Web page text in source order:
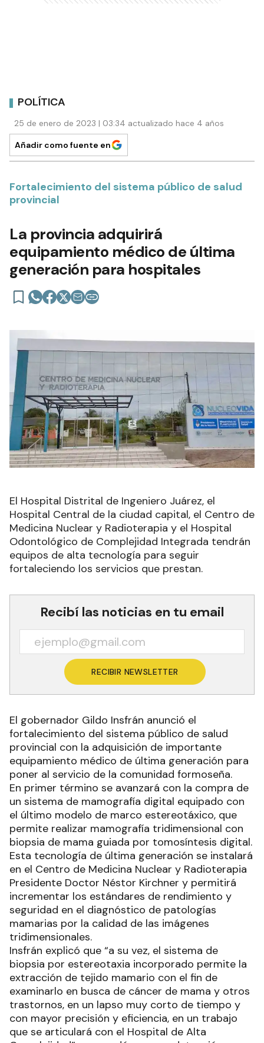
POLÍTICA
25 de enero de 2023 | 03:34 actualizado hace 4 años
Añadir como fuente en
Fortalecimiento del sistema público de salud
provincial
La provincia adquirirá
equipamiento médico de última
generación para hospitales
El Hospital Distrital de Ingeniero Juárez, el
Hospital Central de la ciudad capital, el Centro de
Medicina Nuclear y Radioterapia y el Hospital
Odontológico de Complejidad Integrada tendrán
equipos de alta tecnología para seguir
fortaleciendo los servicios que prestan.
Recibí las noticias en tu email
RECIBIR NEWSLETTER
El gobernador Gildo Insfrán anunció el
fortalecimiento del sistema público de salud
provincial con la adquisición de importante
equipamiento médico de última generación para
poner al servicio de la comunidad formoseña.
En primer término se avanzará con la compra de
un sistema de mamografía digital equipado con
el último modelo de marco estereotáxico, que
permite realizar mamografía tridimensional con
biopsia de mama guiada por tomosíntesis digital.
Esta tecnología de última generación se instalará
en el Centro de Medicina Nuclear y Radioterapia
Presidente Doctor Néstor Kirchner y permitirá
incrementar los estándares de rendimiento y
seguridad en el diagnóstico de patologías
mamarias por la calidad de las imágenes
tridimensionales.
Insfrán explicó que “a su vez, el sistema de
biopsia por estereotaxia incorporado permite la
extracción de tejido mamario con el fin de
examinarlo en busca de cáncer de mama y otros
trastornos, en un lapso muy corto de tiempo y
con mayor precisión y eficiencia, en un trabajo
que se articulará con el Hospital de Alta